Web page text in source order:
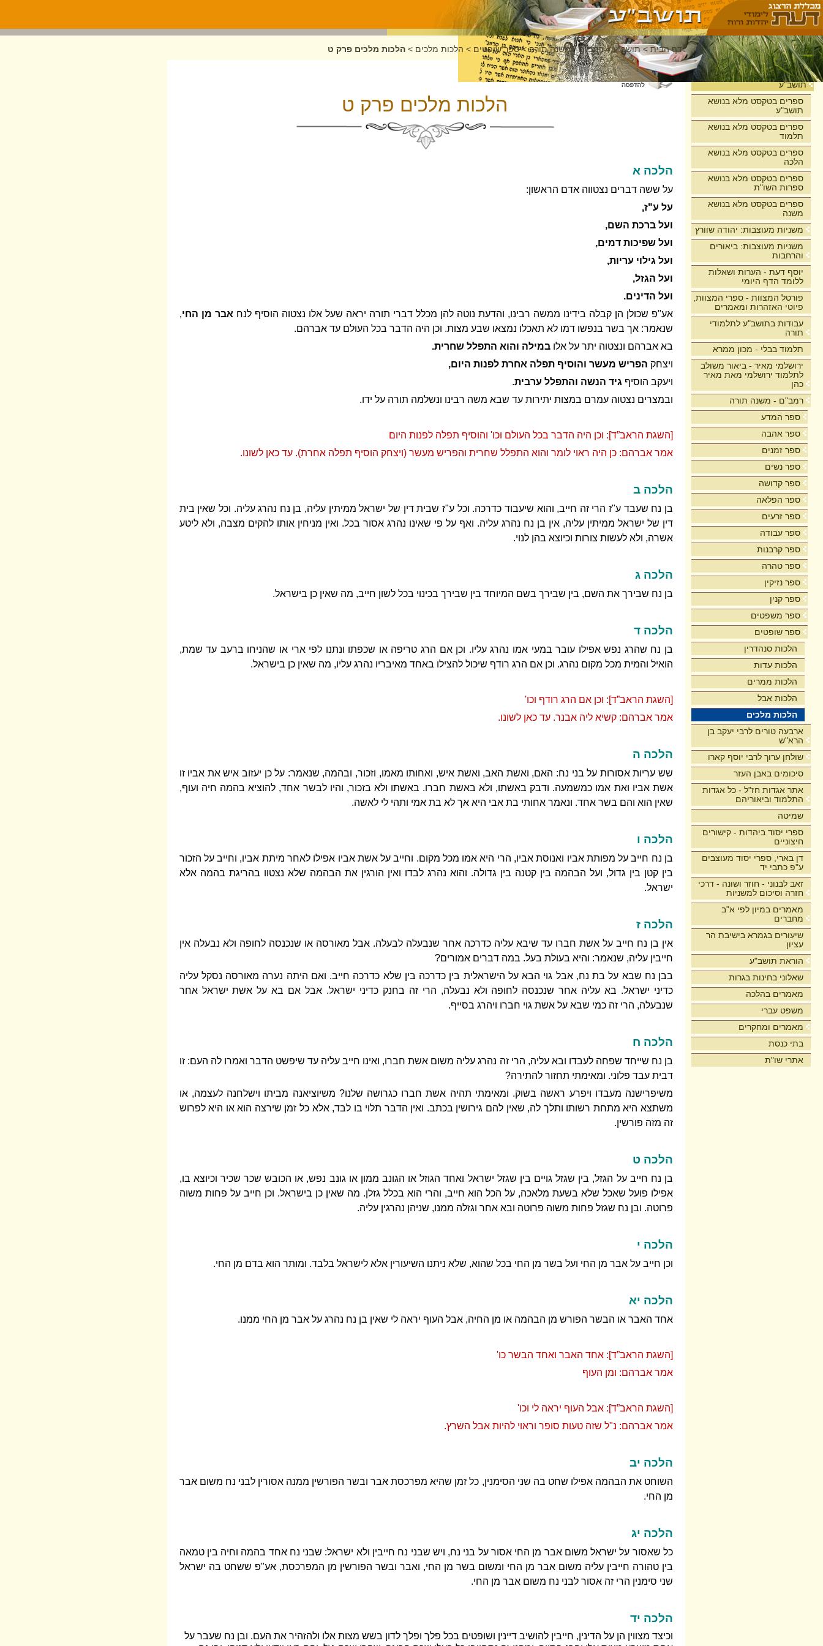
בית
תושב"ע
ספרים בטקסט מלא בנושא
תושב"ע
ספרים בטקסט מלא בנושא
תלמוד
ספרים בטקסט מלא בנושא
הלכה
ספרים בטקסט מלא בנושא
ספרות השו"ת
ספרים בטקסט מלא בנושא
משנה
משניות מעוצבות: יהודה שוורץ
משניות מעוצבות: ביאורים
והרחבות
יוסף דעת - הערות ושאלות
ללומד הדף היומי
פורטל המצוות - ספרי המצוות,
פיוטי האזהרות ומאמרים
עבודות בתושב"ע לתלמודי
תורה
תלמוד בבלי - מכון ממרא
ירושלמי מאיר - ביאור משולב
לתלמוד ירושלמי מאת מאיר
כהן
רמב"ם - משנה תורה
ספר המדע
ספר אהבה
ספר זמנים
ספר נשים
ספר קדושה
ספר הפלאה
ספר זרעים
ספר עבודה
ספר קרבנות
ספר טהרה
ספר נזיקין
ספר קנין
ספר משפטים
ספר שופטים
הלכות סנהדרין
הלכות עדות
הלכות ממרים
הלכות אבל
הלכות מלכים
ארבעה טורים לרבי יעקב בן
הרא"ש
שולחן ערוך לרבי יוסף קארו
סיכומים באבן העזר
אתר אגדות חז"ל - כל אגדות
התלמוד וביאוריהם
שמיטה
ספרי יסוד ביהדות - קישורים
חיצוניים
דן בארי, ספרי יסוד מעוצבים
ע"פ כתבי יד
זאב לבנוני - חוזר ושונה - דרכי
חזרה וסיכום למשניות
מאמרים במיון לפי א"ב
מחברים
שיעורים בגמרא בישיבת הר
עציון
הוראת תושב"ע
שאלוני בחינות בגרות
מאמרים בהלכה
משפט עברי
מאמרים ומחקרים
בתי כנסת
אתרי שו"ת
דף הבית >תושב"ע >רמב"ם - משנה תורה>ספר שופטים > הלכות מלכים > הלכות מלכים פרק ט
הלכות מלכים פרק ט
הלכה א
על ששה דברים נצטווה אדם הראשון:
על ע"ז,
ועל ברכת השם,
ועל שפיכות דמים,
ועל גילוי עריות,
ועל הגזל,
ועל הדינים.
אע"פ שכולן הן קבלה בידינו ממשה רבינו, והדעת נוטה להן מכלל דברי תורה יראה שעל אלו נצטוה הוסיף לנח אבר מן החי,
שנאמר: אך בשר בנפשו דמו לא תאכלו נמצאו שבע מצות. וכן היה הדבר בכל העולם עד אברהם.
בא אברהם ונצטוה יתר על אלו במילה והוא התפלל שחרית.
ויצחק הפריש מעשר והוסיף תפלה אחרת לפנות היום,
ויעקב הוסיף גיד הנשה והתפלל ערבית.
ובמצרים נצטוה עמרם במצות יתירות עד שבא משה רבינו ונשלמה תורה על ידו.
[השגת הראב”ד]: וכן היה הדבר בכל העולם וכו' והוסיף תפלה לפנות היום
אמר אברהם: כן היה ראוי לומר והוא התפלל שחרית והפריש מעשר (ויצחק הוסיף תפלה אחרת). עד כאן לשונו.
הלכה ב
בן נח שעבד ע"ז הרי זה חייב, והוא שיעבוד כדרכה. וכל ע"ז שבית דין של ישראל ממיתין עליה, בן נח נהרג עליה. וכל שאין בית
דין של ישראל ממיתין עליה, אין בן נח נהרג עליה. ואף על פי שאינו נהרג אסור בכל. ואין מניחין אותו להקים מצבה, ולא ליטע
אשרה, ולא לעשות צורות וכיוצא בהן לנוי.
הלכה ג
בן נח שבירך את השם, בין שבירך בשם המיוחד בין שבירך בכינוי בכל לשון חייב, מה שאין כן בישראל.
הלכה ד
בן נח שהרג נפש אפילו עובר במעי אמו נהרג עליו. וכן אם הרג טריפה או שכפתו ונתנו לפי ארי או שהניחו ברעב עד שמת,
הואיל והמית מכל מקום נהרג. וכן אם הרג רודף שיכול להצילו באחד מאיבריו נהרג עליו, מה שאין כן בישראל.
[השגת הראב”ד]: וכן אם הרג רודף וכו'
אמר אברהם: קשיא ליה אבנר. עד כאן לשונו.
הלכה ה
שש עריות אסורות על בני נח: האם, ואשת האב, ואשת איש, ואחותו מאמו, וזכור, ובהמה, שנאמר: על כן יעזוב איש את אביו זו
אשת אביו ואת אמו כמשמעה. ודבק באשתו, ולא באשת חברו. באשתו ולא בזכור, והיו לבשר אחד, להוציא בהמה חיה ועוף,
שאין הוא והם בשר אחד. ונאמר אחותי בת אבי היא אך לא בת אמי ותהי לי לאשה.
הלכה ו
בן נח חייב על מפותת אביו ואנוסת אביו, הרי היא אמו מכל מקום. וחייב על אשת אביו אפילו לאחר מיתת אביו, וחייב על הזכור
בין קטן בין גדול, ועל הבהמה בין קטנה בין גדולה. והוא נהרג לבדו ואין הורגין את הבהמה שלא נצטוו בהריגת בהמה אלא
ישראל.
הלכה ז
אין בן נח חייב על אשת חברו עד שיבא עליה כדרכה אחר שנבעלה לבעלה. אבל מאורסה או שנכנסה לחופה ולא נבעלה אין
חייבין עליה, שנאמר: והיא בעולת בעל. במה דברים אמורים?
בבן נח שבא על בת נח, אבל גוי הבא על הישראלית בין כדרכה בין שלא כדרכה חייב. ואם היתה נערה מאורסה נסקל עליה
כדיני ישראל. בא עליה אחר שנכנסה לחופה ולא נבעלה, הרי זה בחנק כדיני ישראל. אבל אם בא על אשת ישראל אחר
שנבעלה, הרי זה כמי שבא על אשת גוי חברו ויהרג בסייף.
הלכה ח
בן נח שייחד שפחה לעבדו ובא עליה, הרי זה נהרג עליה משום אשת חברו, ואינו חייב עליה עד שיפשט הדבר ואמרו לה העם: זו
דבית עבד פלוני. ומאימתי תחזור להתירה?
משיפרישנה מעבדו ויפרע ראשה בשוק. ומאימתי תהיה אשת חברו כגרושה שלנו? משיוציאנה מביתו וישלחנה לעצמה, או
משתצא היא מתחת רשותו ותלך לה, שאין להם גירושין בכתב. ואין הדבר תלוי בו לבד, אלא כל זמן שירצה הוא או היא לפרוש
זה מזה פורשין.
הלכה ט
בן נח חייב על הגזל, בין שגזל גויים בין שגזל ישראל ואחד הגוזל או הגונב ממון או גונב נפש, או הכובש שכר שכיר וכיוצא בו,
אפילו פועל שאכל שלא בשעת מלאכה, על הכל הוא חייב, והרי הוא בכלל גזלן. מה שאין כן בישראל. וכן חייב על פחות משוה
פרוטה. ובן נח שגזל פחות משוה פרוטה ובא אחר וגזלה ממנו, שניהן נהרגין עליה.
הלכה י
וכן חייב על אבר מן החי ועל בשר מן החי בכל שהוא, שלא ניתנו השיעורין אלא לישראל בלבד. ומותר הוא בדם מן החי.
הלכה יא
אחד האבר או הבשר הפורש מן הבהמה או מן החיה, אבל העוף יראה לי שאין בן נח נהרג על אבר מן החי ממנו.
[השגת הראב”ד]: אחד האבר ואחד הבשר כו'
אמר אברהם: ומן העוף
[השגת הראב”ד]: אבל העוף יראה לי וכו'
אמר אברהם: נ"ל שזה טעות סופר וראוי להיות אבל השרץ.
הלכה יב
השוחט את הבהמה אפילו שחט בה שני הסימנין, כל זמן שהיא מפרכסת אבר ובשר הפורשין ממנה אסורין לבני נח משום אבר
מן החי.
הלכה יג
כל שאסור על ישראל משום אבר מן החי אסור על בני נח, ויש שבני נח חייבין ולא ישראל: שבני נח אחד בהמה וחיה בין טמאה
בין טהורה חייבין עליה משום אבר מן החי ומשום בשר מן החי, ואבר ובשר הפורשין מן המפרכסת, אע"פ ששחט בה ישראל
שני סימנין הרי זה אסור לבני נח משום אבר מן החי.
הלכה יד
וכיצד מצווין הן על הדינין, חייבין להושיב דיינין ושופטים בכל פלך ופלך לדון בשש מצות אלו ולהזהיר את העם. ובן נח שעבר על